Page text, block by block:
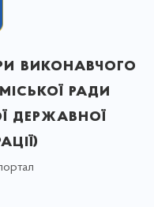
виконавчого
ради
державної